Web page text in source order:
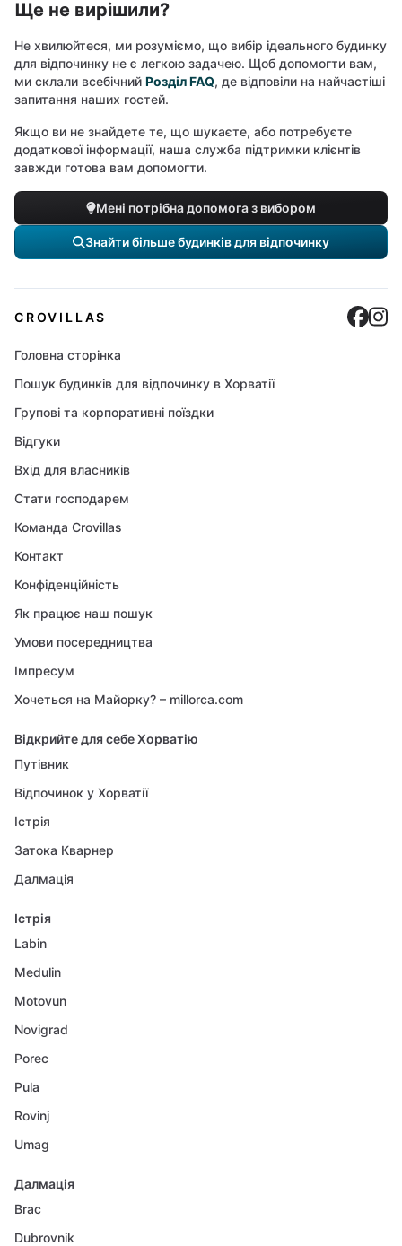
Ще не вирішили?
Не хвилюйтеся, ми розуміємо, що вибір ідеального будинку
для відпочинку не є легкою задачею. Щоб допомогти вам,
ми склали всебічний Розділ FAQ, де відповіли на найчастіші
запитання наших гостей.
Якщо ви не знайдете те, що шукаєте, або потребуєте
додаткової інформації, наша служба підтримки клієнтів
завжди готова вам допомогти.
Мені потрібна допомога з вибором
Знайти більше будинків для відпочинку
CROVILLAS
Головна сторінка
Пошук будинків для відпочинку в Хорватії
Групові та корпоративні поїздки
Відгуки
Вхід для власників
Стати господарем
Команда Crovillas
Контакт
Конфіденційність
Як працює наш пошук
Умови посередництва
Імпресум
Хочеться на Майорку? – millorca.com
Відкрийте для себе Хорватію
Путівник
Відпочинок у Хорватії
Істрія
Затока Кварнер
Далмація
Істрія
Labin
Medulin
Motovun
Novigrad
Porec
Pula
Rovinj
Umag
Далмація
Brac
Dubrovnik